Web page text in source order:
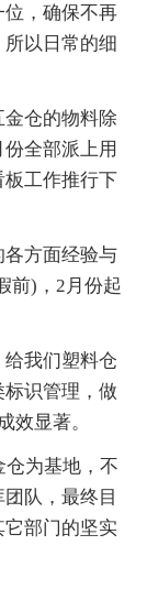
，确保不再
以日常的细
仓的物料除
全部派上用
工作推行下
方面经验与
前)，2月份起
我们塑料仓
识管理，做
效显著。
为基地，不
队，最终目
部门的坚实